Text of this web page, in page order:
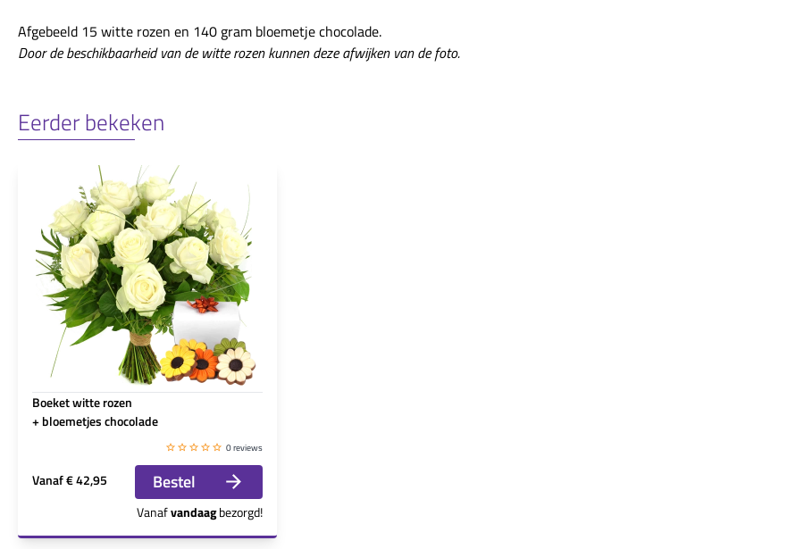
Afgebeeld 15 witte rozen en 140 gram bloemetje chocolade.
Door de beschikbaarheid van de witte rozen kunnen deze afwijken van de foto.
Eerder bekeken
Boeket witte rozen
+ bloemetjes chocolade
0 reviews
Vanaf€ 42,95 Bestel
Vanafvandaagbezorgd!